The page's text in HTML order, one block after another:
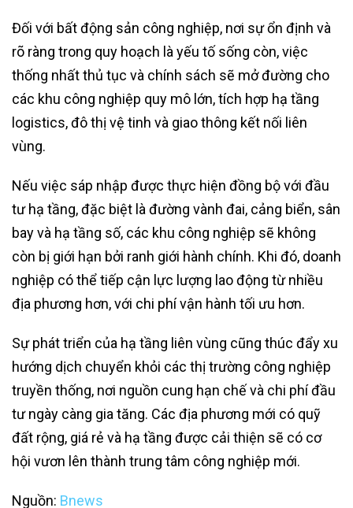
Đối với bất động sản công nghiệp, nơi sự ổn định và
rõ ràng trong quy hoạch là yếu tố sống còn, việc
thống nhất thủ tục và chính sách sẽ mở đường cho
các khu công nghiệp quy mô lớn, tích hợp hạ tầng
logistics, đô thị vệ tinh và giao thông kết nối liên
vùng.
Nếu việc sáp nhập được thực hiện đồng bộ với đầu
tư hạ tầng, đặc biệt là đường vành đai, cảng biển, sân
bay và hạ tầng số, các khu công nghiệp sẽ không
còn bị giới hạn bởi ranh giới hành chính. Khi đó, doanh
nghiệp có thể tiếp cận lực lượng lao động từ nhiều
địa phương hơn, với chi phí vận hành tối ưu hơn.
Sự phát triển của hạ tầng liên vùng cũng thúc đẩy xu
hướng dịch chuyển khỏi các thị trường công nghiệp
truyền thống, nơi nguồn cung hạn chế và chi phí đầu
tư ngày càng gia tăng. Các địa phương mới có quỹ
đất rộng, giá rẻ và hạ tầng được cải thiện sẽ có cơ
hội vươn lên thành trung tâm công nghiệp mới.
Nguồn: Bnews